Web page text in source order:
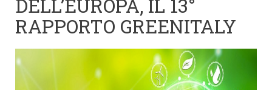
DELL’EUROPA, IL 13°
RAPPORTO GREENITALY